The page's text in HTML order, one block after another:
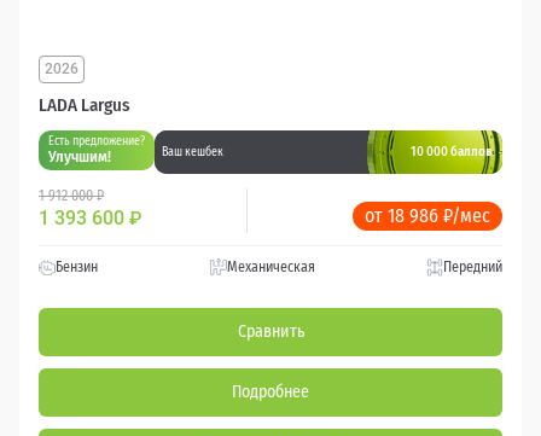
LADA Largus
2026
Есть предложение?
Улучшим! Ваш кешбек 10 000 баллов
1 912 000 ₽
1 393 600 ₽ от 18 986 ₽/мес
Бензин Механическая Передний
Сравнить
Подробнее